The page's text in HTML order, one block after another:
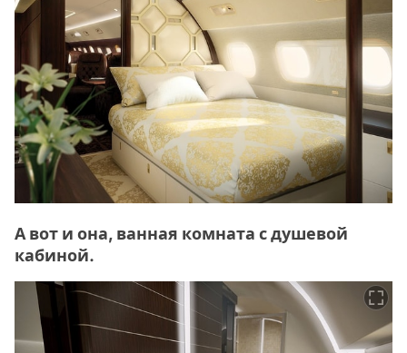
А вот и она, ванная комната с душевой
кабиной.